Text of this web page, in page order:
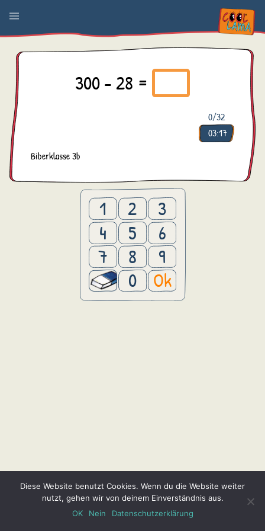
300 - 28 =
0/32
03:17
Biberklasse 3b
1 2
3
4
5
6
7
8
9
0
Ok
Diese Website benutzt Cookies. Wenn du die Website weiter
nutzt, gehen wir von deinem Einverständnis aus.
OK
Nein Datenschutzerklärung